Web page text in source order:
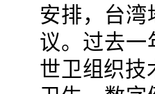
安排，台湾
议。过去一
世卫组织技